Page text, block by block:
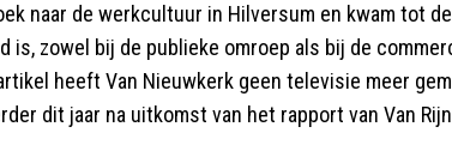
naar de werkcultuur in Hilversum en kwam tot
is, zowel bij de publieke omroep als bij de
heeft Van Nieuwkerk geen televisie meer
dit jaar na uitkomst van het rapport van Van